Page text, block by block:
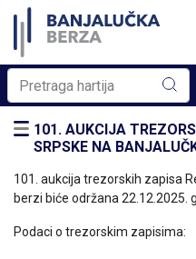
101. AUKCIJA
SRPSKE NA
101. aukcija trezorskih zapisa
berzi biće održana 22.12.2025.
Podaci o trezorskim zapisima: